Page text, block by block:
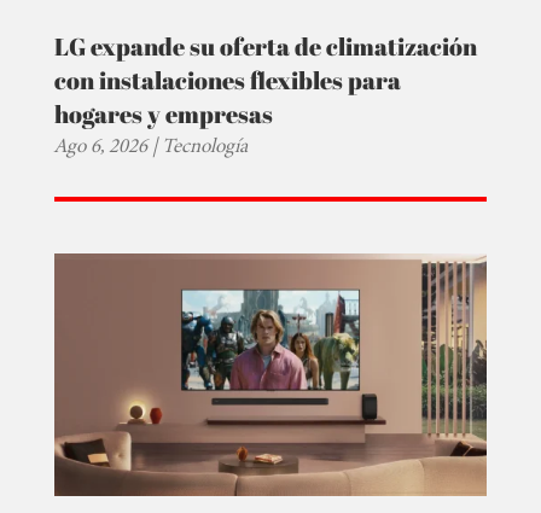
LG expande su oferta de climatización
con instalaciones flexibles para
hogares y empresas
Ago 6, 2026|Tecnología